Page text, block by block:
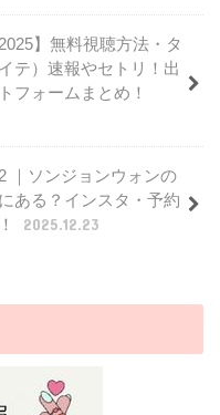
】無料視聴方法・タ
テ）速報やセトリ！出
フォームまとめ！
｜ソンジョンウォンの
ある？インスタ・予約
2025.12.23